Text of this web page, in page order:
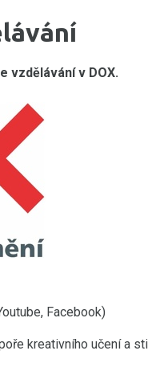
vzdělávání v DOX.
Facebook)
kreativního učení a